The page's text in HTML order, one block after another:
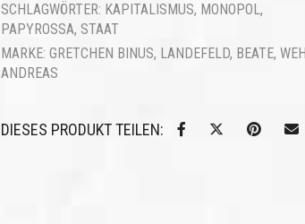
SCHLAGWÖRTER: KAPITALISMUS, MONOPOL,
PAPYROSSA, STAAT
MARKE: GRETCHEN BINUS, LANDEFELD, BEATE,
ANDREAS
DIESES PRODUKT TEILEN: